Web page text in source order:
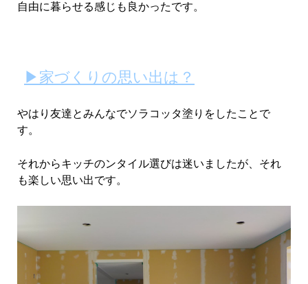
自由に暮らせる感じも良かったです。
▶家づくりの思い出は？
やはり友達とみんなでソラコッタ塗りをしたことで
す。
それからキッチのンタイル選びは迷いましたが、それ
も楽しい思い出です。